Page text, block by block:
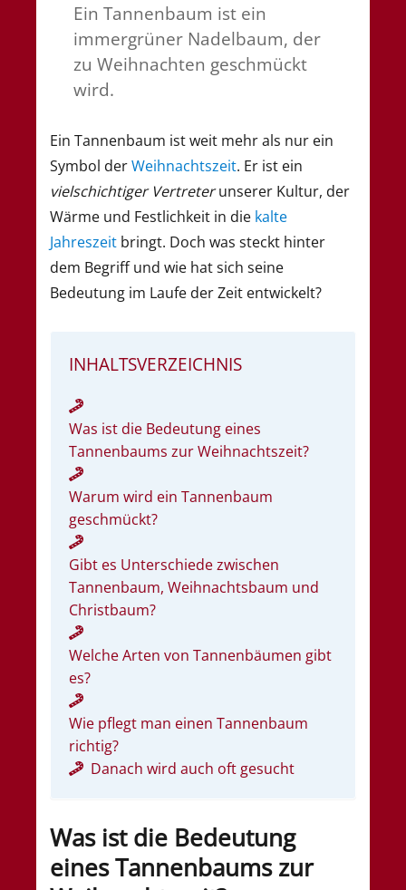
Ein Tannenbaum ist ein
immergrüner Nadelbaum, der
zu Weihnachten geschmückt
wird.
Ein Tannenbaum ist weit mehr als nur ein
Symbol derWeihnachtszeit. Er ist ein
vielschichtiger Vertreterunserer Kultur, der
Wärme und Festlichkeit in die kalte
Jahreszeit bringt. Doch was steckt hinter
dem Begriff und wie hat sich seine
Bedeutung im Laufe der Zeit entwickelt?
INHALTSVERZEICHNIS
Was ist die Bedeutung eines
Tannenbaums zur Weihnachtszeit?
Warum wird ein Tannenbaum
geschmückt?
Gibt es Unterschiede zwischen
Tannenbaum, Weihnachtsbaum und
Christbaum?
Welche Arten von Tannenbäumen gibt
es?
Wie pflegt man einen Tannenbaum
richtig?
Danach wird auch oft gesucht
Was ist die Bedeutung
eines Tannenbaums zur